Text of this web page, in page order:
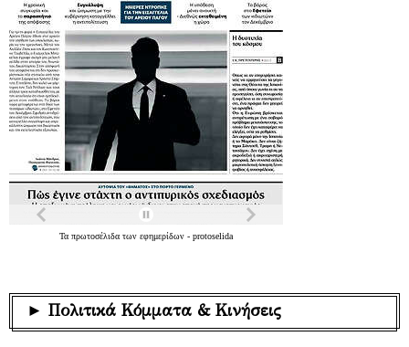
Τα πρωτοσέλιδα των εφημερίδων - protoselida
► Πολιτικά Κόμματα & Κινήσεις